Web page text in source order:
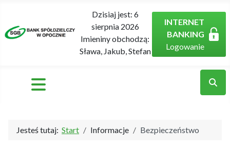
Dzisiaj jest: 6
sierpnia 2026
Imieniny obchodzą:
Sława, Jakub, Stefan
INTERNET
BANKING
Logowanie
Jesteś tutaj: Start Informacje Bezpieczeństwo